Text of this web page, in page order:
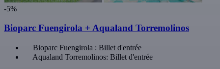
-5%
Bioparc Fuengirola + Aqualand Torremolinos
Bioparc Fuengirola : Billet d'entrée
Aqualand Torremolinos: Billet d'entrée